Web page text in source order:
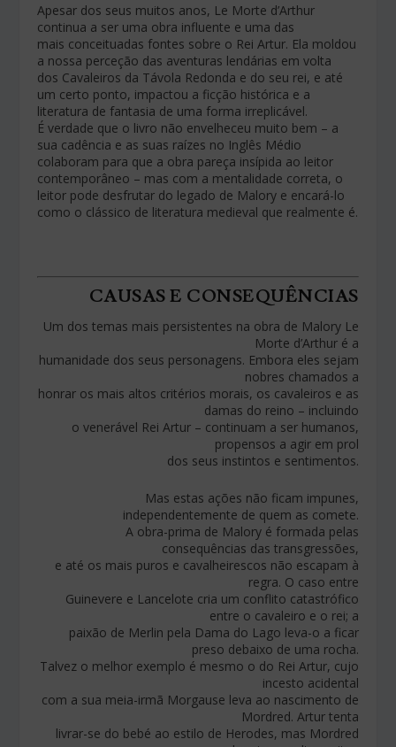
Apesar dos seus muitos anos, Le Morte d’Arthur
continua a ser uma obra influente e uma das
mais conceituadas fontes sobre o Rei Artur. Ela moldou
a nossa perceção das aventuras lendárias em volta
dos Cavaleiros da Távola Redonda e do seu rei, e até
um certo ponto, impactou a ficção histórica e a
literatura de fantasia de uma forma irreplicável.
É verdade que o livro não envelheceu muito bem – a
sua cadência e as suas raízes no Inglês Médio
colaboram para que a obra pareça insípida ao leitor
contemporâneo – mas com a mentalidade correta, o
leitor pode desfrutar do legado de Malory e encará-lo
como o clássico de literatura medieval que realmente é.
CAUSAS E CONSEQUÊNCIAS
Um dos temas mais persistentes na obra de Malory Le
Morte d’Arthur é a
humanidade dos seus personagens. Embora eles sejam
nobres chamados a
honrar os mais altos critérios morais, os cavaleiros e as
damas do reino – incluindo
o venerável Rei Artur – continuam a ser humanos,
propensos a agir em prol
dos seus instintos e sentimentos.
Mas estas ações não ficam impunes,
independentemente de quem as comete.
A obra-prima de Malory é formada pelas
consequências das transgressões,
e até os mais puros e cavalheirescos não escapam à
regra. O caso entre
Guinevere e Lancelote cria um conflito catastrófico
entre o cavaleiro e o rei; a
paixão de Merlin pela Dama do Lago leva-o a ficar
preso debaixo de uma rocha.
Talvez o melhor exemplo é mesmo o do Rei Artur, cujo
incesto acidental
com a sua meia-irmã Morgause leva ao nascimento de
Mordred. Artur tenta
livrar-se do bebé ao estilo de Herodes, mas Mordred